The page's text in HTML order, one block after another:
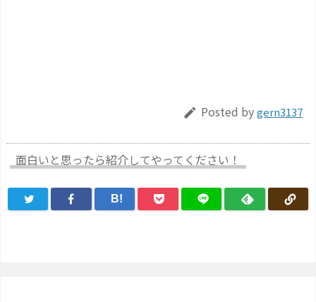
 Posted bygern3137
面白いと思ったら紹介してやってください！
B!